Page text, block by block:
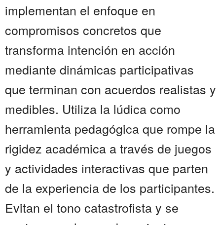
implementan el enfoque en
compromisos concretos que
transforma intención en acción
mediante dinámicas participativas
que terminan con acuerdos realistas y
medibles. Utiliza la lúdica como
herramienta pedagógica que rompe la
rigidez académica a través de juegos
y actividades interactivas que parten
de la experiencia de los participantes.
Evitan el tono catastrofista y se